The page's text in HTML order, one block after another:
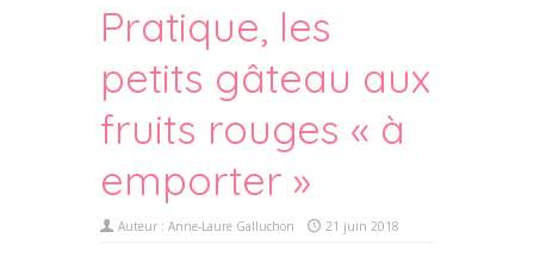
Pratique, les
petits gâteau aux
fruits rouges « à
emporter »
Auteur : Anne-Laure Galluchon 21 juin 2018